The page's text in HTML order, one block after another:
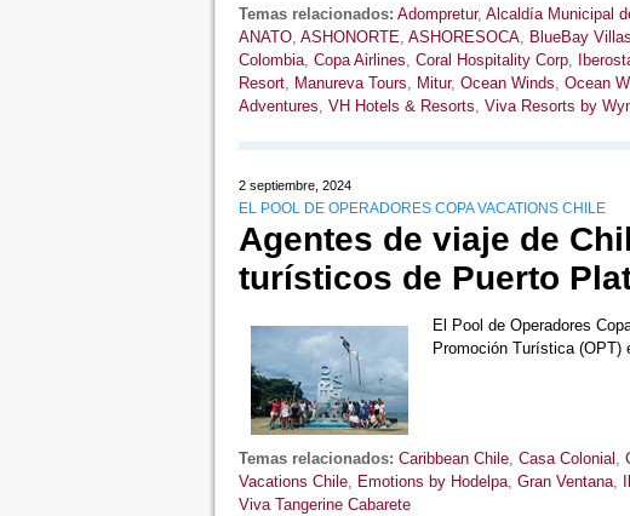
Temas relacionados: Adompretur, Alcaldía Municipal
ANATO, ASHONORTE, ASHORESOCA, BlueBay
Colombia, Copa Airlines, Coral Hospitality Corp,
Resort, Manureva Tours, Mitur, Ocean Winds, Ocean
Adventures, VH Hotels & Resorts, Viva Resorts by
2 septiembre, 2024
EL POOL DE OPERADORES COPA VACATIONS CHILE
Agentes de viaje de
turísticos de Puerto
El Pool de Operadores
Promoción Turística
Temas relacionados: Caribbean Chile, Casa Colonial ,
Vacations Chile, Emotions by Hodelpa, Gran Ventana,
Viva Tangerine Cabarete